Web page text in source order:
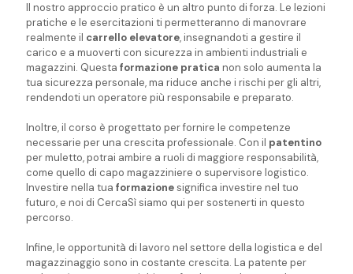
Il nostro approccio pratico è un altro punto di forza. Le lezioni
pratiche e le esercitazioni ti permetteranno di manovrare
realmente il carrello elevatore, insegnandoti a gestire il
carico e a muoverti con sicurezza in ambienti industriali e
magazzini. Questa formazione pratica non solo aumenta la
tua sicurezza personale, ma riduce anche i rischi per gli altri,
rendendoti un operatore più responsabile e preparato.
Inoltre, il corso è progettato per fornire le competenze
necessarie per una crescita professionale. Con il patentino
per muletto, potrai ambire a ruoli di maggiore responsabilità,
come quello di capo magazziniere o supervisore logistico.
Investire nella tua formazionesignifica investire nel tuo
futuro, e noi di CercaSì siamo qui per sostenerti in questo
percorso.
Infine, le opportunità di lavoro nel settore della logistica e del
magazzinaggio sono in costante crescita. La patente per